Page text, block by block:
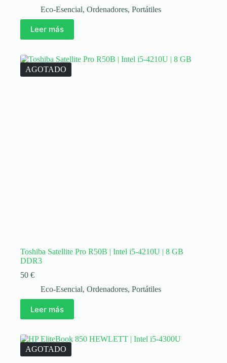
Eco-Esencial, Ordenadores, Portátiles
Leer más
AGOTADO
Toshiba Satellite Pro R50B | Intel i5-4210U | 8 GB
DDR3
50 €
Eco-Esencial, Ordenadores, Portátiles
Leer más
AGOTADO